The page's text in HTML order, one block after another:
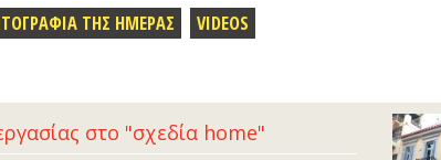
ΤΗΣ ΗΜΕΡΑΣ VIDEOS
στο "σχεδία home"